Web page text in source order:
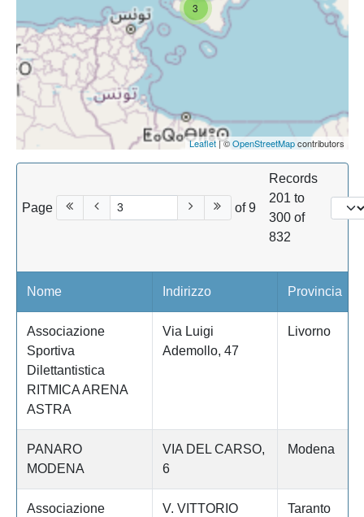
3
Leaflet| ©OpenStreetMapcontributors
Page of 9
Records
201 to
300 of
832
Nome Indirizzo Provincia
Associazione
Sportiva
Dilettantistica
RITMICA ARENA
ASTRA
Via Luigi
Ademollo, 47
Livorno
PANARO
MODENA
VIA DEL CARSO,
6
Modena
Associazione
V. VITTORIO
Taranto